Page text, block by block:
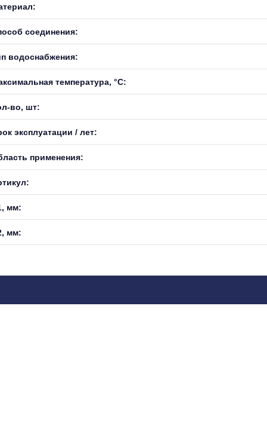
соединения:
водоснабжения:
температура, °С:
во, шт:
эксплуатации / лет:
применения:
мм:
мм: